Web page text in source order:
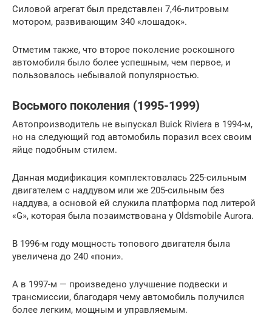
Силовой агрегат был представлен 7,46-литровым
мотором, развивающим 340 «лошадок».
Отметим также, что второе поколение роскошного
автомобиля было более успешным, чем первое, и
пользовалось небывалой популярностью.
Восьмого поколения (1995-1999)
Автопроизводитель не выпускал Buick Riviera в 1994-м,
но на следующий год автомобиль поразил всех своим
яйце подобным стилем.
Данная модификация комплектовалась 225-сильным
двигателем с наддувом или же 205-сильным без
наддува, а основой ей служила платформа под литерой
«G», которая была позаимствована у Oldsmobile Aurora.
В 1996-м году мощность топового двигателя была
увеличена до 240 «пони».
А в 1997-м — произведено улучшение подвески и
трансмиссии, благодаря чему автомобиль получился
более легким, мощным и управляемым.